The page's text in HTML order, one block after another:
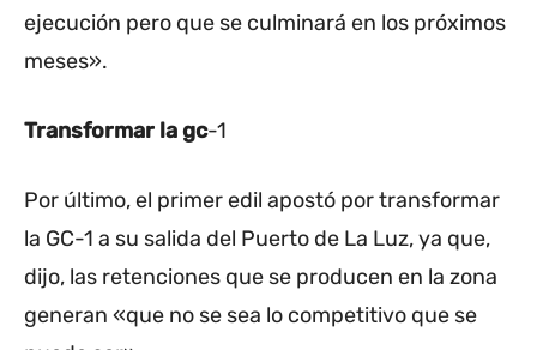
ejecución pero que se culminará en los próximos
meses».
Transformar la gc-1
Por último, el primer edil apostó por transformar
la GC-1 a su salida del Puerto de La Luz, ya que,
dijo, las retenciones que se producen en la zona
generan «que no se sea lo competitivo que se